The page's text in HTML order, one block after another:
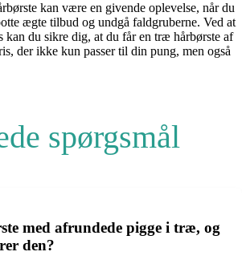
kan være en givende oplevelse, når du
ægte tilbud og undgå faldgruberne. Ved at
kan du sikre dig, at du får en træ hårbørste af
der ikke kun passer til din pung, men også
spørgsmål
med afrundede pigge i træ, og
den?